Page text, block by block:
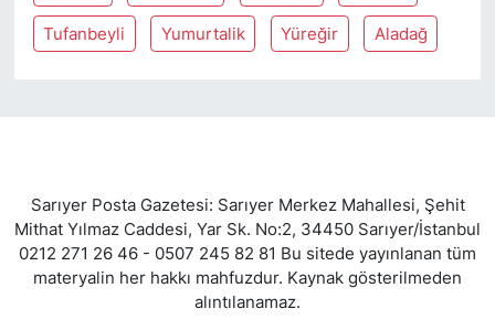
Tufanbeyli Yumurtalik Yüreğir Aladağ
Sarıyer Posta Gazetesi: Sarıyer Merkez Mahallesi, Şehit
Mithat Yılmaz Caddesi, Yar Sk. No:2, 34450 Sarıyer/İstanbul
0212 271 26 46 - 0507 245 82 81 Bu sitede yayınlanan tüm
materyalin her hakkı mahfuzdur. Kaynak gösterilmeden
alıntılanamaz.
VİDEO GALERİ